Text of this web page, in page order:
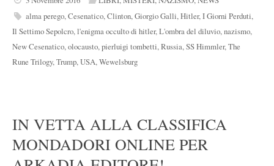
alma perego, Cesenatico, Clinton, Giorgio Galli, Hitler, I Giorni Perduti,
Il Settimo Sepolcro, l'enigma occulto di hitler, L'ombra del diluvio, nazismo,
New Cesenatico, olocausto, pierluigi tombetti, Russia, SS Himmler, The
Rune Trilogy, Trump, USA, Wewelsburg
IN VETTA ALLA CLASSIFICA
MONDADORI ONLINE PER